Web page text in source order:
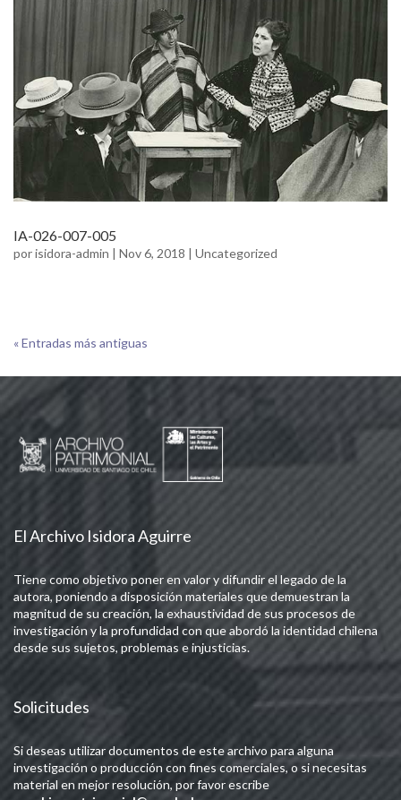
IA-026-007-005
porisidora-admin | Nov 6, 2018 | Uncategorized
« Entradas más antiguas
El Archivo Isidora Aguirre
Tiene como objetivo poner en valor y difundir el legado de la
autora, poniendo a disposición materiales que demuestran la
magnitud de su creación, la exhaustividad de sus procesos de
investigación y la profundidad con que abordó la identidad chilena
desde sus sujetos, problemas e injusticias.
Solicitudes
Si deseas utilizar documentos de este archivo para alguna
investigación o producción con fines comerciales, o si necesitas
material en mejor resolución, por favor escribe